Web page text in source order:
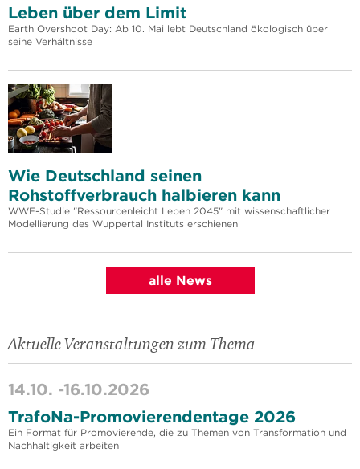
Leben über dem Limit
Earth Overshoot Day: Ab 10. Mai lebt Deutschland ökologisch über
seine Verhältnisse
Wie Deutschland seinen
Rohstoffverbrauch halbieren kann
WWF-Studie "Ressourcenleicht Leben 2045" mit wissenschaftlicher
Modellierung des Wuppertal Instituts erschienen
alle News
Aktuelle Veranstaltungen zum Thema
14.10. -16.10.2026
TrafoNa-Promovierendentage 2026
Ein Format für Promovierende, die zu Themen von Transformation und
Nachhaltigkeit arbeiten